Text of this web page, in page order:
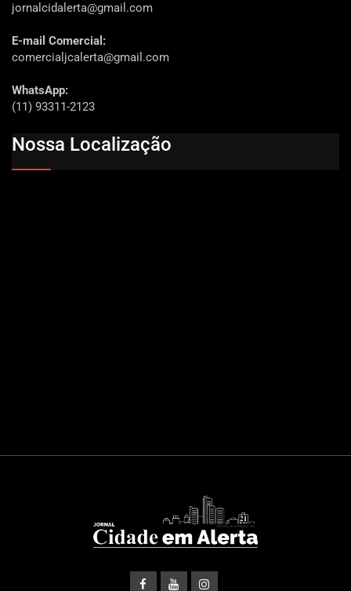
jornalcidalerta@gmail.com
E-mail Comercial:
comercialjcalerta@gmail.com
WhatsApp:
(11) 93311-2123
Nossa Localização